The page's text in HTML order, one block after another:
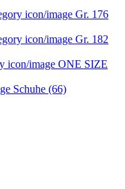
Gr. 176
Gr. 182
ONE SIZE
Schuhe (66)